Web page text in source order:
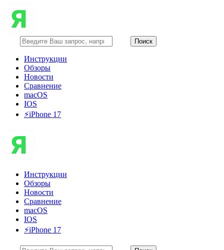
Инструкции
Обзоры
Новости
Сравнение
macOS
IOS
⚡️iPhone 17
Инструкции
Обзоры
Новости
Сравнение
macOS
IOS
⚡️iPhone 17